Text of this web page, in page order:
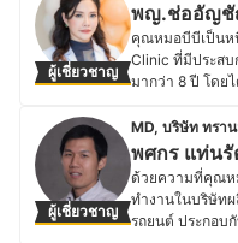
ประวัติของ
แบรนด์
คุณอู๊ดเป็นผู้บริห
สายวิศวะ จึงมีค
ใส่ใจรายละเอี
มา ทำให้มีลูกค้า
พบว่าเรื่องคุณภ
ศึกษาด้านนี้เพิ่มเ
จับกระเป๋าและสิ
ลึกในรายละเอีย
เชี่ยวชาญที่หาตัว
ผู้เชี่ยวชาญ
พญ.ช่ออัญชั
คุณหมอบีบีเป็นห
Clinic ที่มีประส
มากว่า 8 ปี โดย
Thermage, Hifu
ของ F.D.A รวมไ
Allergan
ทั้งยังเป็นแพทย์
นอกจากงานด้า
บีบียังได้ร่วมงา
ผู้เชี่ยวชาญ
MD, บริษัท ทรา
พศกร แท่น
ด้วยความที่คุณห
ทำงานในบริษัท
รถยนต์ ประกอบ